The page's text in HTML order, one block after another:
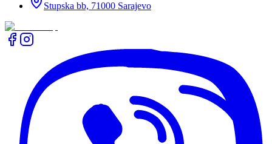
Stupska bb, 71000 Sarajevo